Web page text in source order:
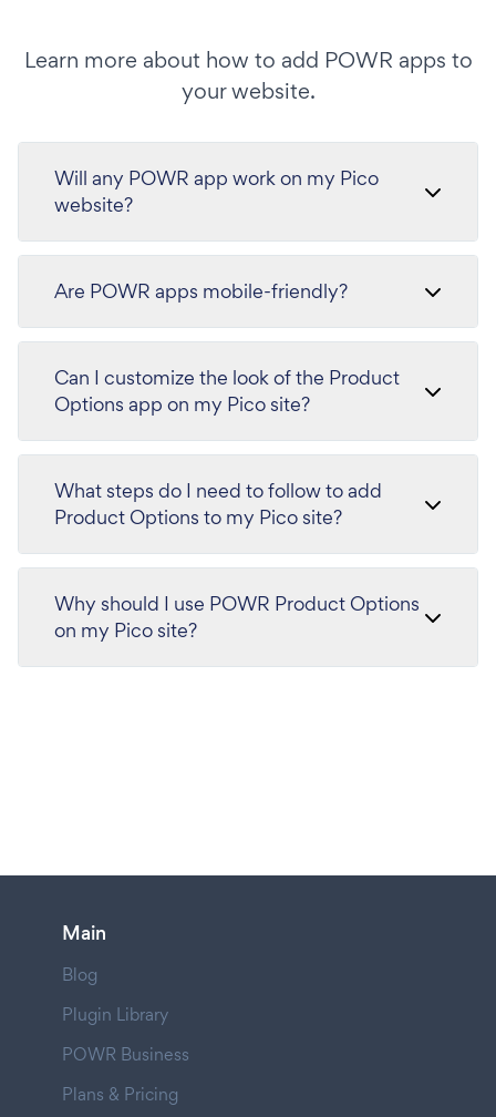
Learn more about how to add POWR apps to
your website.
Will any POWR app work on my Pico
website?
Are POWR apps mobile-friendly?
Can I customize the look of the Product
Options app on my Pico site?
What steps do I need to follow to add
Product Options to my Pico site?
Why should I use POWR Product Options
on my Pico site?
Main
Blog
Plugin Library
POWR Business
Plans & Pricing